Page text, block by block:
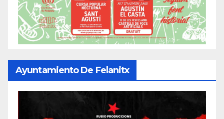
Ayuntamiento De Felanitx